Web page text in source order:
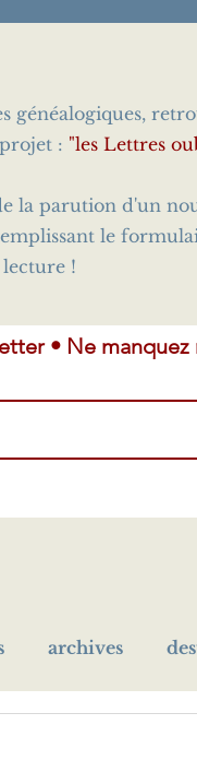
généalogiques,
: "les Lettres
la parution d'un
le
!
• Ne manquez
archives